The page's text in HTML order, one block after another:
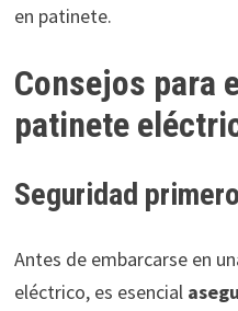
en patinete.
Consejos para
patinete
Seguridad primero
Antes de embarcarse en
eléctrico, es esencial